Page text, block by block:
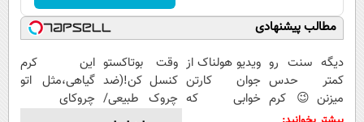
مطالب پیشنهادی
دیگه سنت رو
کمتر حدس
میزنن😉 کرم
ضدچروک
ویدیو هولناک از
جوان کارتن
خوابی که
وقت بوتاکستو
کنسل کن!(ضد
چروک طبیعی/
بدون عوارض)
این کرم
گیاهی،مثل اتو
چروکای